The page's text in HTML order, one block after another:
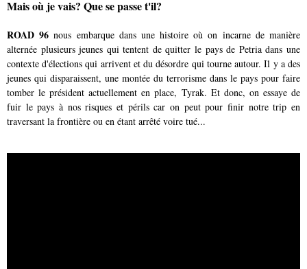
Mais où je vais? Que se passe t'il?
ROAD 96 nous embarque dans une histoire où on incarne de manière
alternée plusieurs jeunes qui tentent de quitter le pays de Petria dans une
contexte d'élections qui arrivent et du désordre qui tourne autour. Il y a des
jeunes qui disparaissent, une montée du terrorisme dans le pays pour faire
tomber le président actuellement en place, Tyrak. Et donc, on essaye de
fuir le pays à nos risques et périls car on peut pour finir notre trip en
traversant la frontière ou en étant arrêté voire tué...